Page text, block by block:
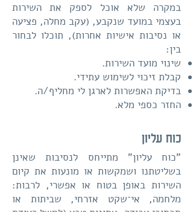
במקרה שלא אוכל לספק את השירות
בעצמי במועד שנקבע, (עקב מחלה, פציעה
או נסיבות אישיות אחרות), תוכלו לבחור
בין:
שינוי מועד השירות.
קבלת זיכוי לשימוש עתידי.
בדיקת האפשרות לארגן לי מחליף/ה.
החזר כספי מלא.
כוח עליון
"כוח עליון" מתייחס לנסיבות שאינן
בשליטתנו ושמקשות או מונעות את קיום
השירות באופן בטוח או אפשרי, לרבות:
מלחמה, אי־שקט אזרחי, שביתות או